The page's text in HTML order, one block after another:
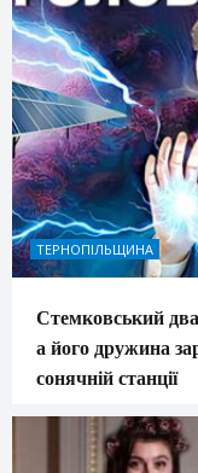
ТЕРНОПІЛЬЩИНА
Стемковський
а його дружина
сонячній станції